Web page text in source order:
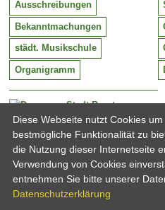
Stadt Barntrup
Mittelstraße 38
32683 Barntrup
Tel:
Email:
05263 / 409-0
Ausschreibungen
Bekanntmachungen
städt. Musikschule
Organigramm
Diese Webseite nutzt Cookies um
bestmögliche Funktionalität zu
die Nutzung dieser Internetseite
Verwendung von Cookies
entnehmen Sie bitte unserer
Datenschutzerklärung